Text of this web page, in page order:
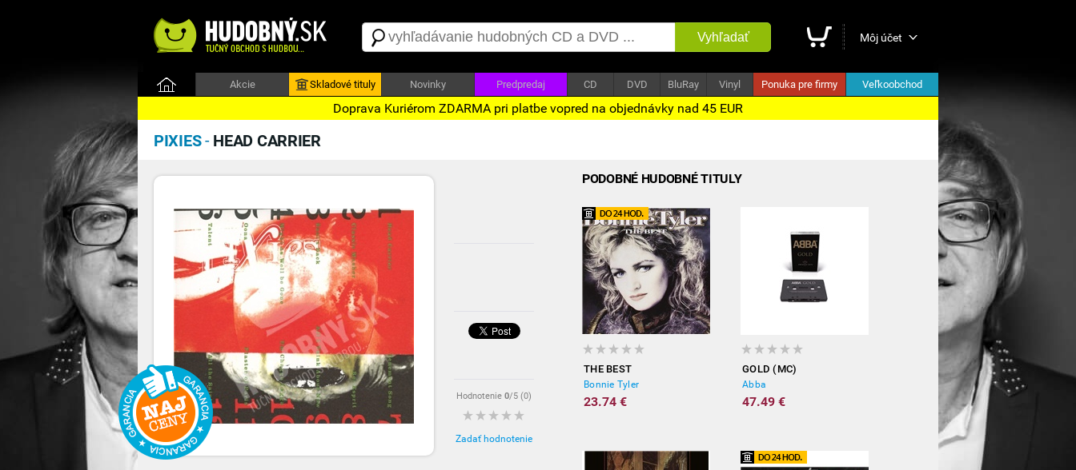
Vyhľadať Môj účet
Akcie Skladové tituly Novinky Predpredaj CD DVD BluRay Vinyl Ponuka pre firmy Veľkoobchod
Doprava Kuriérom ZDARMA pri platbe vopred na objednávky nad 45 EUR
PIXIES- HEAD CARRIER
Hodnotenie 0/5 (0)
Zadať hodnotenie
PODOBNÉ HUDOBNÉ TITULY
THE BEST
Bonnie Tyler
23.74 €
GOLD (MC)
Abba
47.49 €